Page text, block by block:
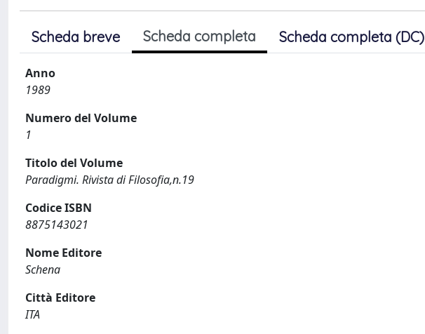
Scheda breve Scheda completa Scheda completa (DC)
Anno
1989
Numero del Volume
1
Titolo del Volume
Paradigmi. Rivista di Filosofia,n.19
Codice ISBN
8875143021
Nome Editore
Schena
Città Editore
ITA